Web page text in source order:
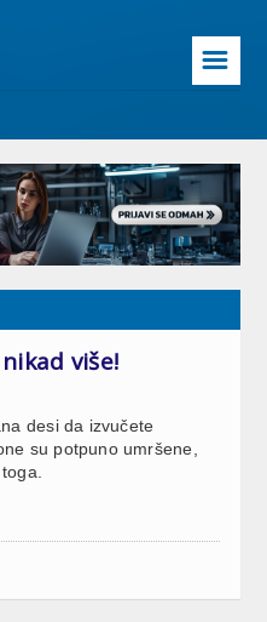
☰
više!
desi da izvučete
su potpuno umršene,